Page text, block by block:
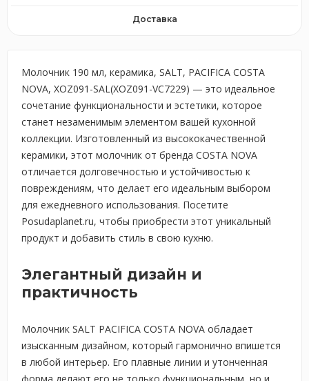
Доставка
Молочник 190 мл, керамика, SALT, PACIFICA COSTA
NOVA, XOZ091-SAL(XOZ091-VC7229) — это идеальное
сочетание функциональности и эстетики, которое
станет незаменимым элементом вашей кухонной
коллекции. Изготовленный из высококачественной
керамики, этот молочник от бренда COSTA NOVA
отличается долговечностью и устойчивостью к
повреждениям, что делает его идеальным выбором
для ежедневного использования. Посетите
Posudaplanet.ru, чтобы приобрести этот уникальный
продукт и добавить стиль в свою кухню.
Элегантный дизайн и
практичность
Молочник SALT PACIFICA COSTA NOVA обладает
изысканным дизайном, который гармонично впишется
в любой интерьер. Его плавные линии и утонченная